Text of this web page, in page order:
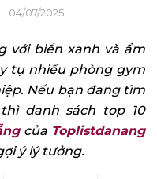
04/07/2025
với biển xanh và ẩm
tụ nhiều phòng gym
Nếu bạn đang tìm
danh sách top 10
của Toplistdanang
ý lý tưởng.